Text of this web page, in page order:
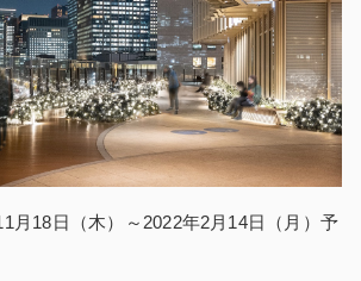
月18日（木）～2022年2月14日（月）予